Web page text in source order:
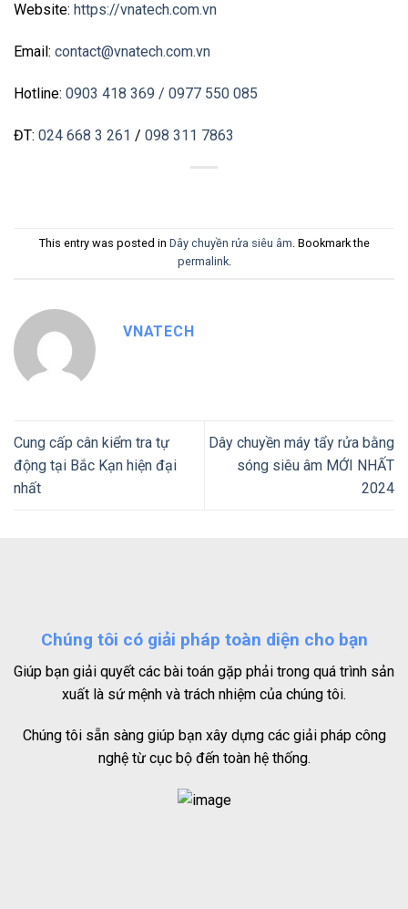
Website: https://vnatech.com.vn
Email: contact@vnatech.com.vn
Hotline: 0903 418 369 / 0977 550 085
ĐT: 024 668 3 261 / 098 311 7863
This entry was posted in Dây chuyền rửa siêu âm . Bookmark the
permalink.
VNATECH
Cung cấp cân kiểm tra tự
động tại Bắc Kạn hiện đại
nhất
Dây chuyền máy tẩy rửa bằng
sóng siêu âm MỚI NHẤT
2024
Chúng tôi có giải pháp toàn diện cho bạn
Giúp bạn giải quyết các bài toán gặp phải trong quá trình sản
xuất là sứ mệnh và trách nhiệm của chúng tôi.
Chúng tôi sẵn sàng giúp bạn xây dựng các giải pháp công
nghệ từ cục bộ đến toàn hệ thống.